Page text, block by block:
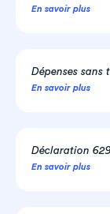
En savoir plus
Dépenses sans
En savoir plus
Déclaration
En savoir plus